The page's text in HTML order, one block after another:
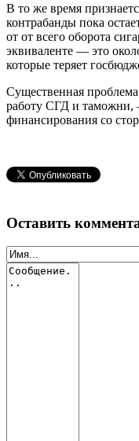
В то же время
контрабанды пока
от от всего оборота
эквиваленте — это
которые теряет
Существенная
работу СГД и таможни,
финансирования со
Оставить